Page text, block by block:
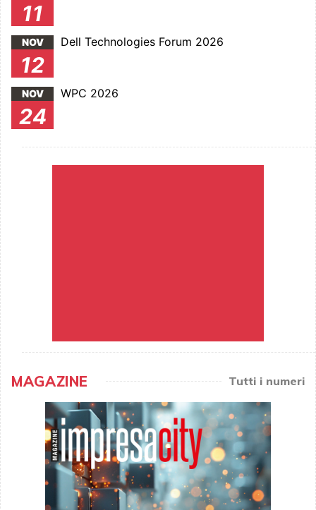
11
NOV
12
Dell Technologies Forum 2026
NOV
24
WPC 2026
MAGAZINE Tutti i numeri